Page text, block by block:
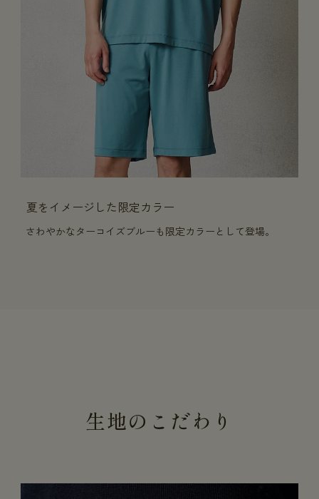
夏をイメージした限定カラー
さわやかなターコイズブルーも限定カラーとして登場。
生地のこだわり